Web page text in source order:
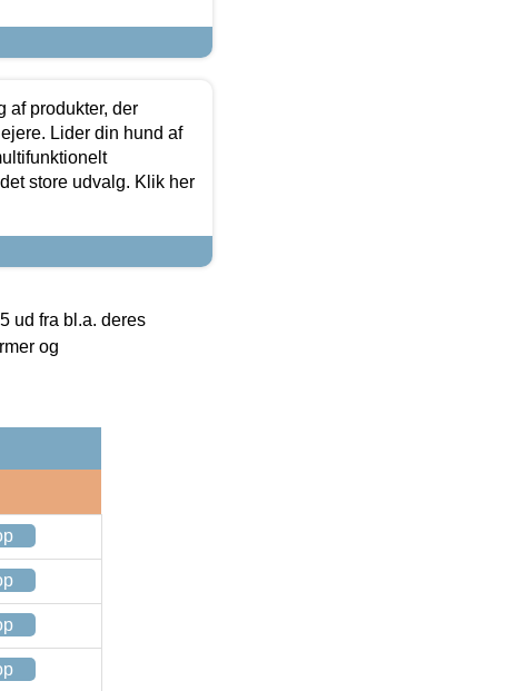
af produkter, der
Lider din hund af
store udvalg. Klik her
ud fra bl.a. deres
og